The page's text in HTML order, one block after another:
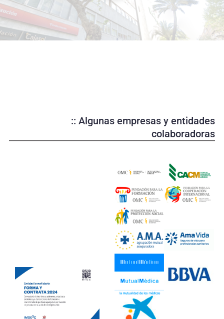
d
u
c
o
:: Algunas empresas y entidades
colaboradoras